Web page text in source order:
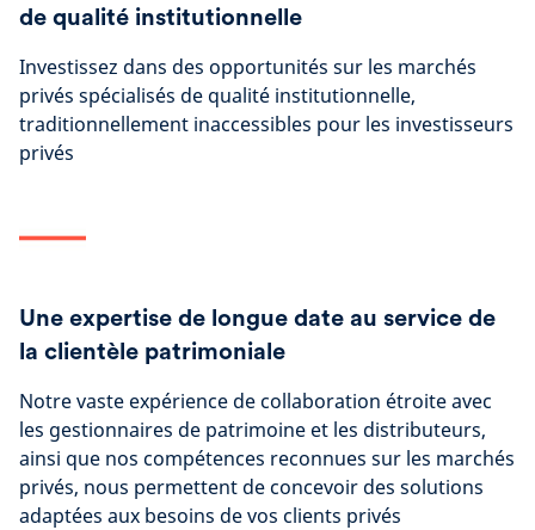
de qualité institutionnelle
Investissez dans des opportunités sur les marchés
privés spécialisés de qualité institutionnelle,
traditionnellement inaccessibles pour les investisseurs
privés
Une expertise de longue date au service de
la clientèle patrimoniale
Notre vaste expérience de collaboration étroite avec
les gestionnaires de patrimoine et les distributeurs,
ainsi que nos compétences reconnues sur les marchés
privés, nous permettent de concevoir des solutions
adaptées aux besoins de vos clients privés